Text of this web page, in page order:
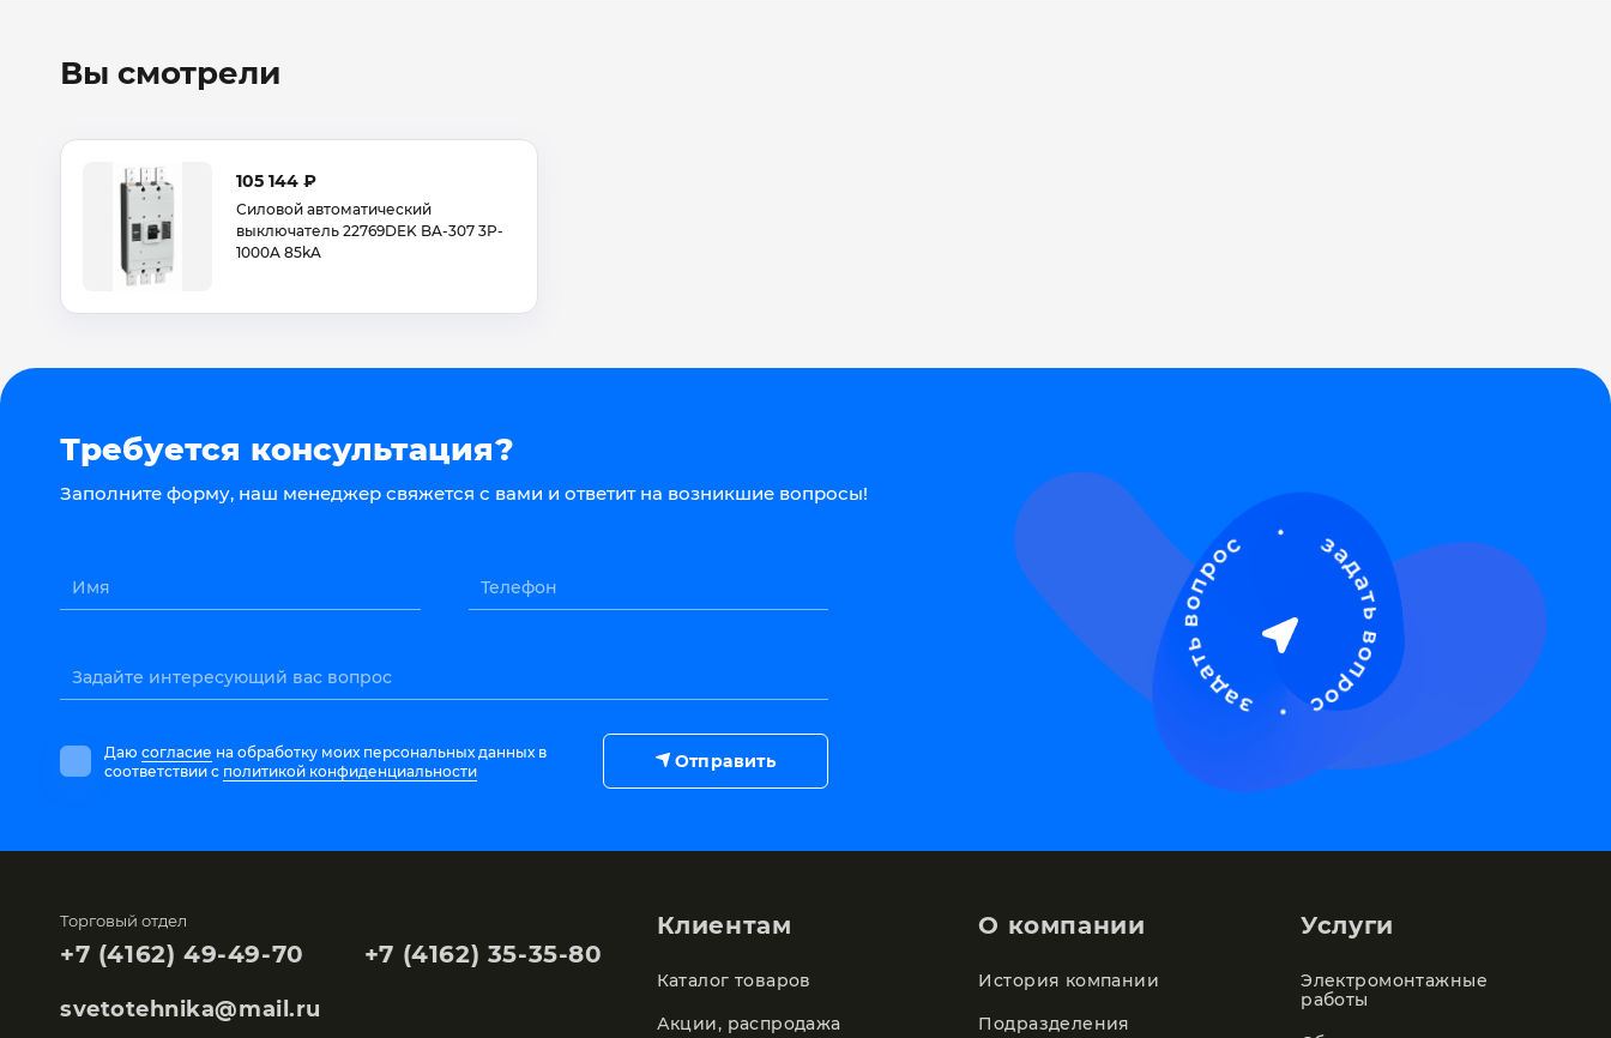
Вы смотрели
105 144 ₽
Силовой автоматический
выключатель 22769DEK BA-307 3P-
1000A 85kA
Требуется консультация?
Заполните форму, наш менеджер свяжется с вами и ответит на возникшие вопросы!
Имя Телефон
Задайте интересующий вас вопрос
Даю согласие на обработку моих персональных данных в
соответствии с политикой конфиденциальности Отправить
Торговый отдел
+7 (4162) 49-49-70 +7 (4162) 35-35-80
svetotehnika@mail.ru
Клиентам
Каталог товаров
Акции, распродажа
О компании
История компании
Подразделения
Услуги
Электромонтажные
работы